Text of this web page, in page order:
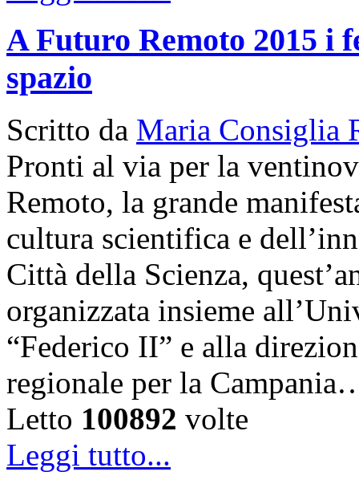
A Futuro Remoto 2015 i
spazio
Scritto da Maria Consiglia
Pronti al via per la
Remoto, la grande
cultura scientifica e
Città della Scienza,
organizzata insieme
“Federico II” e alla
regionale per la
Letto 100892 volte
Leggi tutto...